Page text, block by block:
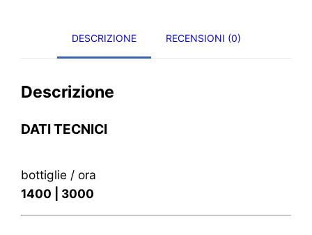
DESCRIZIONE RECENSIONI (0)
Descrizione
DATI TECNICI
bottiglie / ora
1400 | 3000